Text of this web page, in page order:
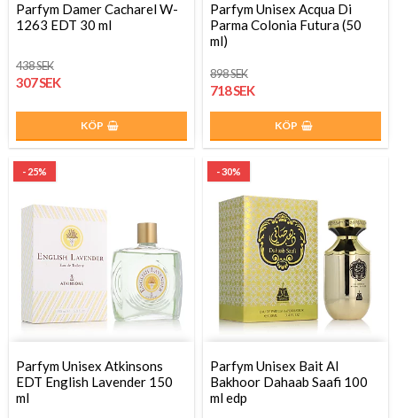
Parfym Damer Cacharel W-
1263 EDT 30 ml
438 SEK
307 SEK
KÖP
Parfym Unisex Acqua Di
Parma Colonia Futura (50
ml)
898 SEK
718 SEK
KÖP
- 25%
Parfym Unisex Atkinsons
EDT English Lavender 150
ml
- 30%
Parfym Unisex Bait Al
Bakhoor Dahaab Saafi 100
ml edp